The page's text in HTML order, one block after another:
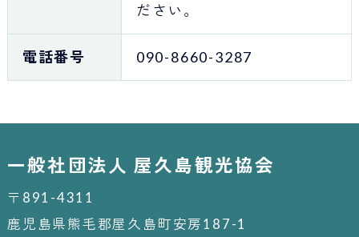
ださい。
電話番号 090-8660-3287
一般社団法人 屋久島観光協会
〒891-4311
鹿児島県熊毛郡屋久島町安房187-1